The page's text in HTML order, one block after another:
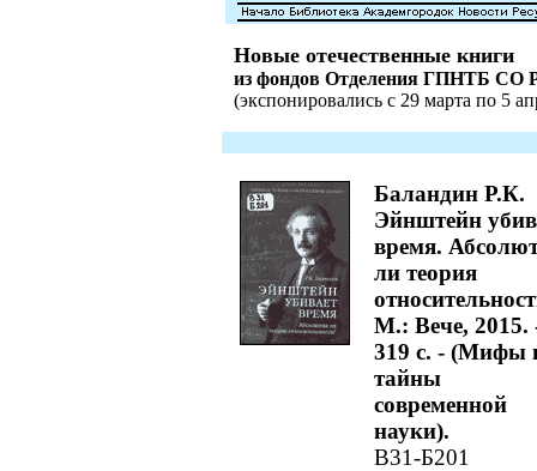
Новые отечественные книги
из фондов Отделения ГПНТБ СО
(экспонировались с 29 марта по 5
Баландин Р.К.
Эйнштейн
время.
ли теория
М.: Вече, 2015.
319 с. - (Мифы
тайны
современной
науки).
В31-Б201